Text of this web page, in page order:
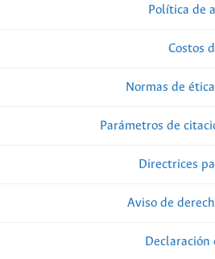
Política de
Costos
Normas de
Parámetros de
Directrices
Aviso de